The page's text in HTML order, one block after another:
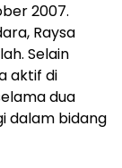
2007.
Raysa
Selain
aktif di
dua
dalam bidang